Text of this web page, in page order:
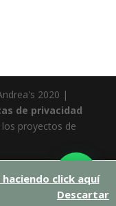
2020 |
de privacidad
proyectos de
click aquí
Descartar